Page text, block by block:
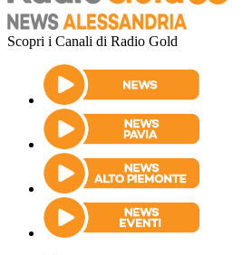
Scopri i Canali di Radio Gold